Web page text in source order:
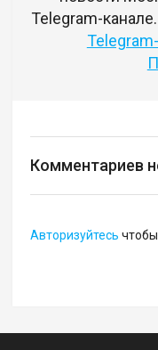
Telegram-
Комментариев
Авторизуйтесь